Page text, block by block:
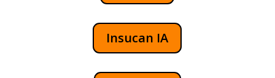
Insucan IA